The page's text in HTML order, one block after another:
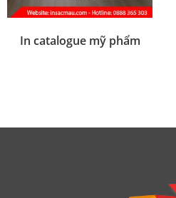
In catalogue mỹ phẩm